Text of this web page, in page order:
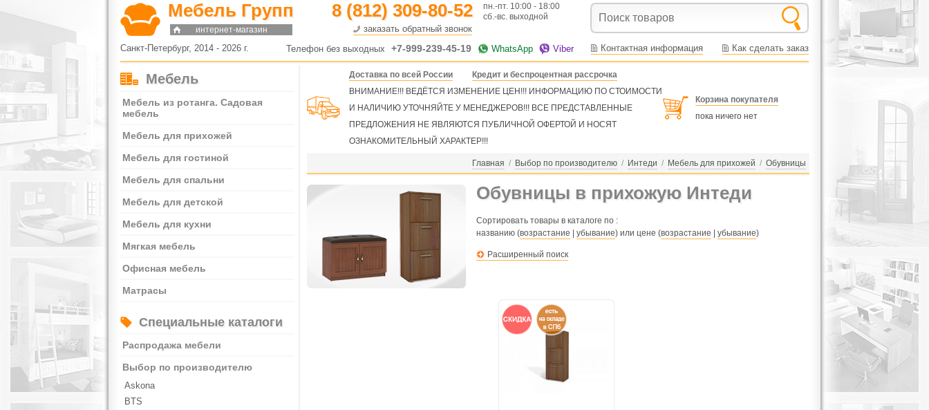
Мебель Групп
интернет-магазин
8 (812) 309-80-52
заказать обратный звонок
пн.-пт. 10:00 - 18:00
сб.-вс. выходной
Санкт-Петербург, 2014 - 2026 г. Телефон без выходных +7-999-239-45-19 WhatsApp Viber Контактная информация Как сделать заказ
Мебель
Мебель из ротанга. Садовая
мебель
Мебель для прихожей
Мебель для гостиной
Мебель для спальни
Мебель для детской
Мебель для кухни
Мягкая мебель
Офисная мебель
Матрасы
Специальные каталоги
Распродажа мебели
Выбор по производителю
Askona
BTS
Доставка по всей России
Кредит и беспроцентная рассрочка
ВНИМАНИЕ!!! ВЕДЁТСЯ ИЗМЕНЕНИЕ ЦЕН!!! ИНФОРМАЦИЮ ПО СТОИМОСТИ
И НАЛИЧИЮ УТОЧНЯЙТЕ У МЕНЕДЖЕРОВ!!! ВСЕ ПРЕДСТАВЛЕННЫЕ
ПРЕДЛОЖЕНИЯ НЕ ЯВЛЯЮТСЯ ПУБЛИЧНОЙ ОФЕРТОЙ И НОСЯТ
ОЗНАКОМИТЕЛЬНЫЙ ХАРАКТЕР!!!
Корзина покупателя
пока ничего нет
Главная / Выбор по производителю / Интеди / Мебель для прихожей / Обувницы
Обувницы в прихожую Интеди
Сортировать товары в каталоге по :
названию (возрастание убывание) или цене (возрастание убывание)
Расширенный поиск